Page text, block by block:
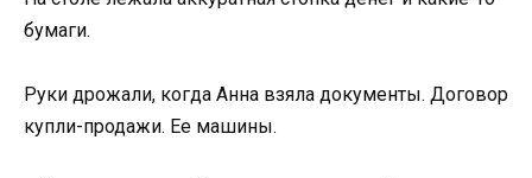
бумаги.
Руки дрожали, когда Анна взяла документы. Договор
купли-продажи. Ее машины.